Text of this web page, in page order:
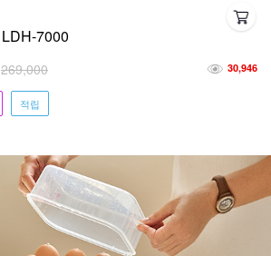
7000
30,946
269,000
적립